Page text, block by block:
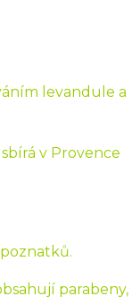
levandule a
v Provence
parabeny,